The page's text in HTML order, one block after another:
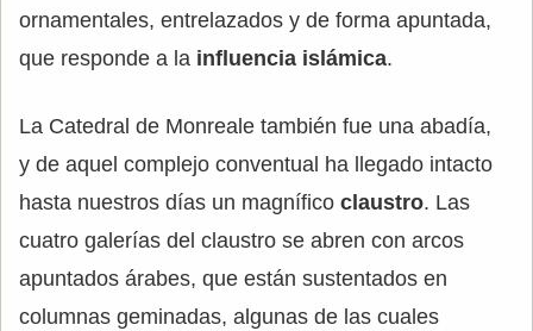
ornamentales, entrelazados y de forma apuntada,
que responde a la influencia islámica.
La Catedral de Monreale también fue una abadía,
y de aquel complejo conventual ha llegado intacto
hasta nuestros días un magnífico claustro. Las
cuatro galerías del claustro se abren con arcos
apuntados árabes, que están sustentados en
columnas geminadas, algunas de las cuales